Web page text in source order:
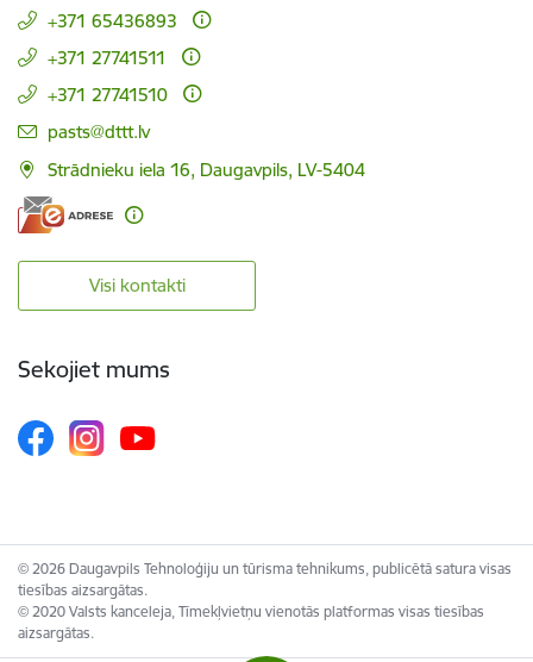
+371 65436893
+371 27741511
+371 27741510
E-pasts:
pasts@dttt.lv
Strādnieku iela 16, Daugavpils, LV-5404
Visi kontakti
Sekojiet mums
© 2026 Daugavpils Tehnoloģiju un tūrisma tehnikums, publicētā satura visas
tiesības aizsargātas.
© 2020 Valsts kanceleja, Tīmekļvietņu vienotās platformas visas tiesības
aizsargātas.